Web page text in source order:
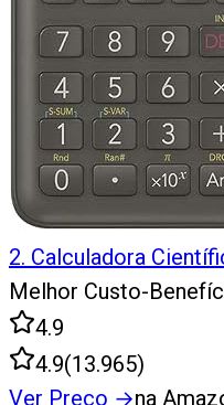
2. Calculadora
Melhor Custo-
4.9
4.9(13.965)
Ver Preço →na